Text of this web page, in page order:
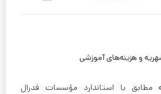
و هزینه‌های آموزشی
مطابق با استاندارد مؤسسات فدرال